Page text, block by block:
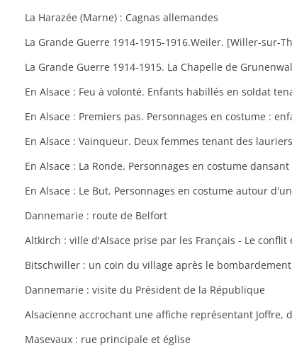
La Harazée (Marne) : Cagnas allemandes
Dannemarie : route de Belfort
Bitschwiller : un coin du village après le bombardement
Dannemarie : visite du Président de la République
Masevaux : rue principale et église